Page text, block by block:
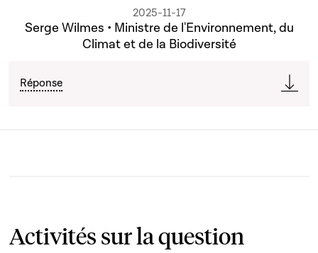
2025-11-17
Serge Wilmes • Ministre de l'Environnement, du
Climat et de la Biodiversité
Réponse
Activités sur la question